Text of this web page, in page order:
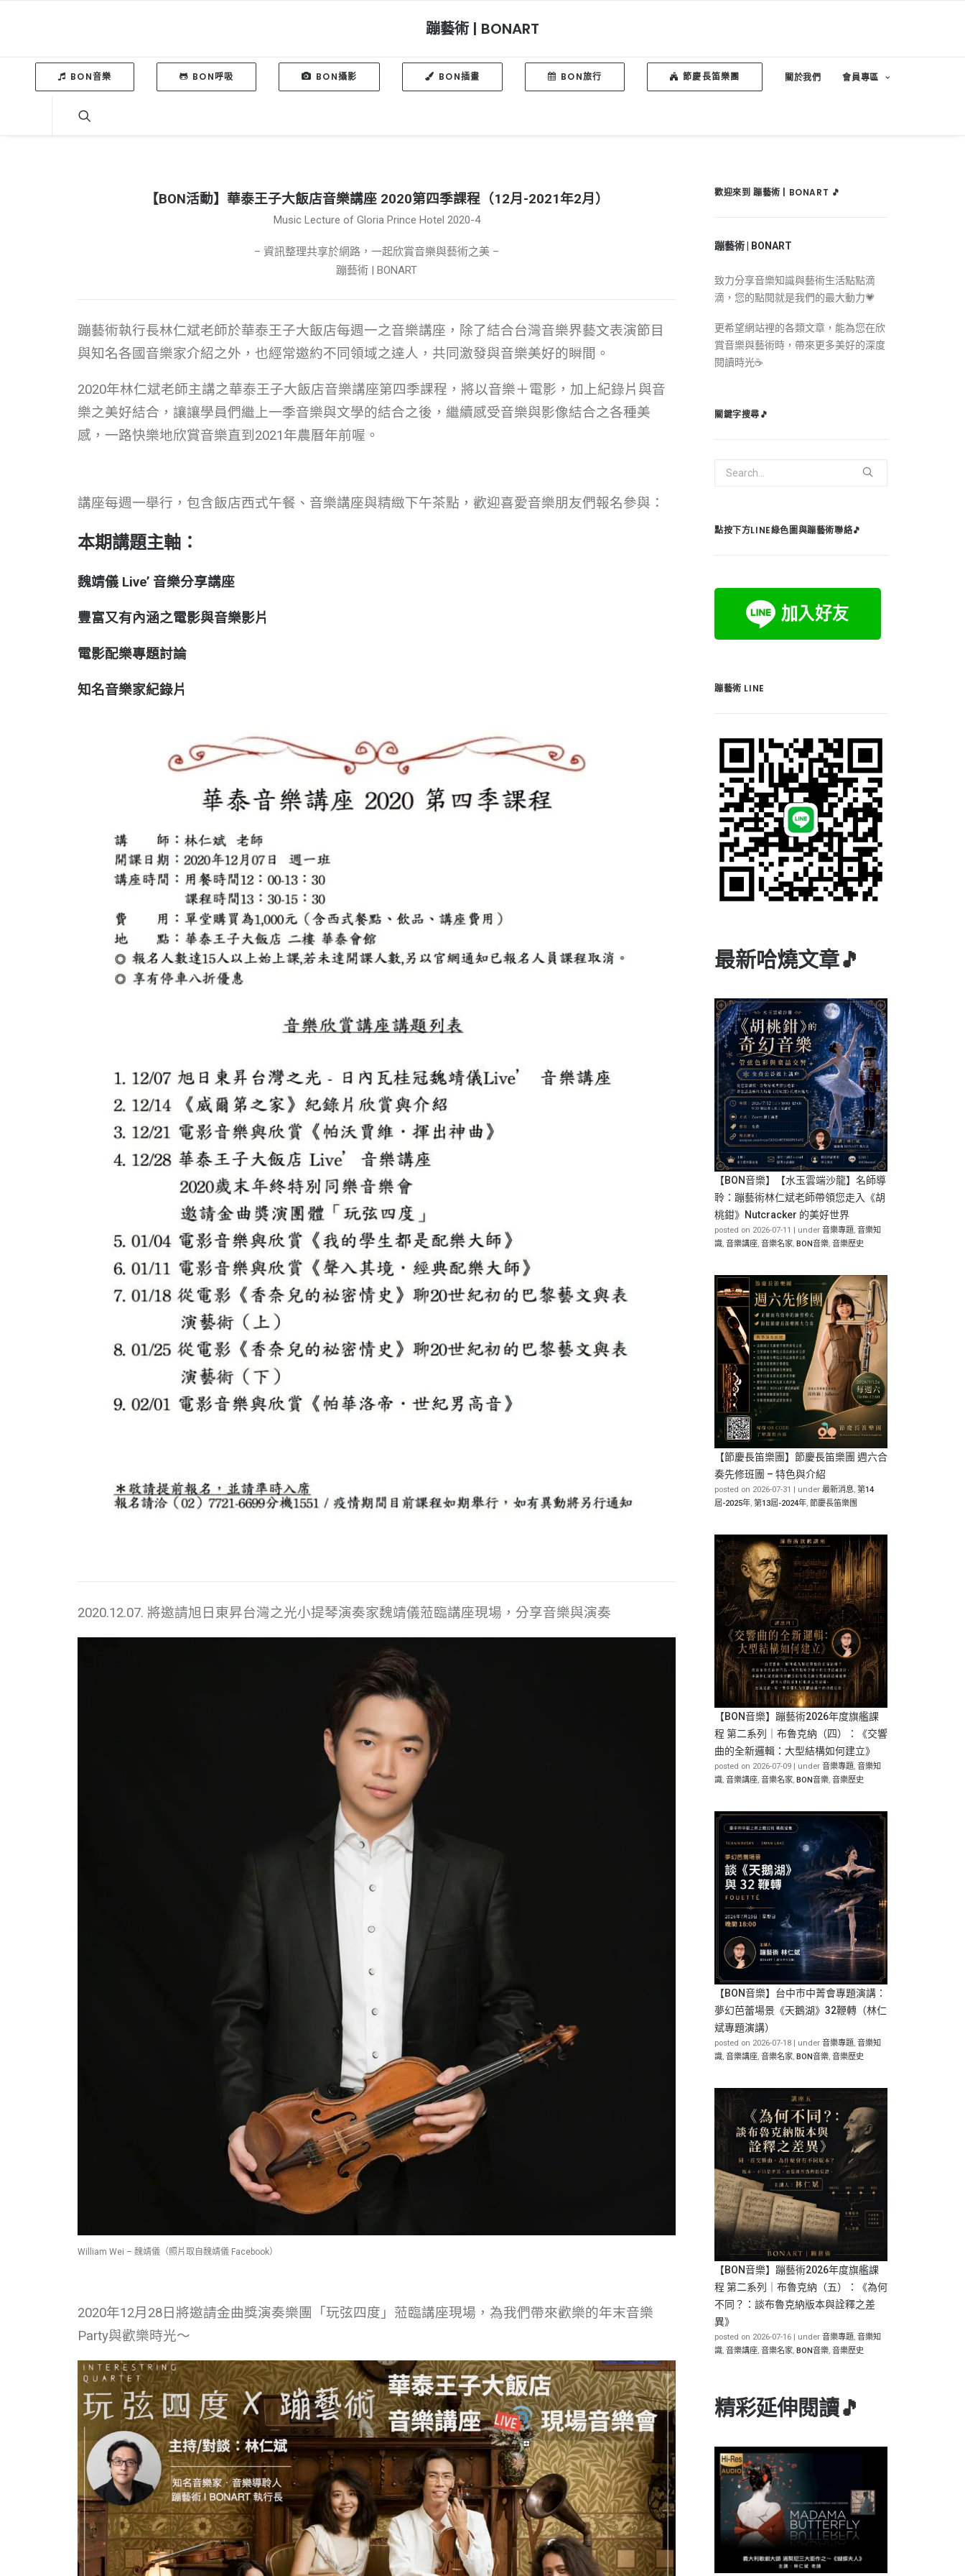
蹦藝術 | BONART
BON音樂 BON呼吸 BON攝影 BON插畫 BON旅行 節慶長笛樂團 關於我們 會員專區
【BON活動】華泰王子大飯店音樂講座 2020第四季課程（12月-2021年2月）
Music Lecture of Gloria Prince Hotel 2020-4
– 資訊整理共享於網路，一起欣賞音樂與藝術之美 –
蹦藝術 | BONART
蹦藝術執行長林仁斌老師於華泰王子大飯店每週一之音樂講座，除了結合台灣音樂界藝文表演節目
與知名各國音樂家介紹之外，也經常邀約不同領域之達人，共同激發與音樂美好的瞬間。
2020年林仁斌老師主講之華泰王子大飯店音樂講座第四季課程，將以音樂＋電影，加上紀錄片與音
樂之美好結合，讓讓學員們繼上一季音樂與文學的結合之後，繼續感受音樂與影像結合之各種美
感，一路快樂地欣賞音樂直到2021年農曆年前喔。
講座每週一舉行，包含飯店西式午餐、音樂講座與精緻下午茶點，歡迎喜愛音樂朋友們報名參與：
本期講題主軸：
魏靖儀 Live’ 音樂分享講座
豐富又有內涵之電影與音樂影片
電影配樂專題討論
知名音樂家紀錄片
2020.12.07. 將邀請旭日東昇台灣之光小提琴演奏家魏靖儀蒞臨講座現場，分享音樂與演奏
William Wei – 魏靖儀（照片取自魏靖儀 Facebook）
2020年12月28日將邀請金曲獎演奏樂團「玩弦四度」蒞臨講座現場，為我們帶來歡樂的年末音樂
Party與歡樂時光～
歡迎來到 蹦藝術 | BONART 🎵
蹦藝術 | BONART
致力分享音樂知識與藝術生活點點滴
滴，您的點閱就是我們的最大動力💗
更希望網站裡的各類文章，能為您在欣
賞音樂與藝術時，帶來更多美好的深度
閱讀時光☕️
關鍵字搜尋🎵
點按下方LINE綠色圖與蹦藝術聯絡🎵
蹦藝術 LINE
最新哈燒文章🎵
【BON音樂】【水玉雲端沙龍】名師導
聆：蹦藝術林仁斌老師帶領您走入《胡
桃鉗》Nutcracker 的美好世界
posted on 2026-07-11 | under 音樂專題, 音樂知
識, 音樂講座, 音樂名家, BON音樂, 音樂歷史
【節慶長笛樂團】節慶長笛樂團 週六合
奏先修班團 – 特色與介紹
posted on 2026-07-31 | under 最新消息, 第14
屆-2025年, 第13屆-2024年, 節慶長笛樂團
【BON音樂】蹦藝術2026年度旗艦課
程 第二系列｜布魯克納（四）：《交響
曲的全新邏輯：大型結構如何建立》
posted on 2026-07-09 | under 音樂專題, 音樂知
識, 音樂講座, 音樂名家, BON音樂, 音樂歷史
【BON音樂】台中市中菁會專題演講：
夢幻芭蕾場景《天鵝湖》32鞭轉（林仁
斌專題演講）
posted on 2026-07-18 | under 音樂專題, 音樂知
識, 音樂講座, 音樂名家, BON音樂, 音樂歷史
【BON音樂】蹦藝術2026年度旗艦課
程 第二系列｜布魯克納（五）：《為何
不同？：談布魯克納版本與詮釋之差
異》
posted on 2026-07-16 | under 音樂專題, 音樂知
識, 音樂講座, 音樂名家, BON音樂, 音樂歷史
精彩延伸閱讀🎵